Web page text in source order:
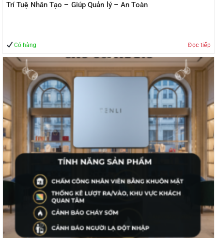
Trí Tuệ Nhân Tạo – Giúp Quản lý – An Toàn
Có hàng Đọc tiếp